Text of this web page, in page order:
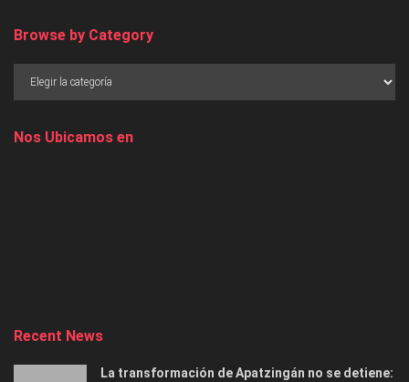
Browse by Category
Nos Ubicamos en
Recent News
La transformación de Apatzingán no se detiene: